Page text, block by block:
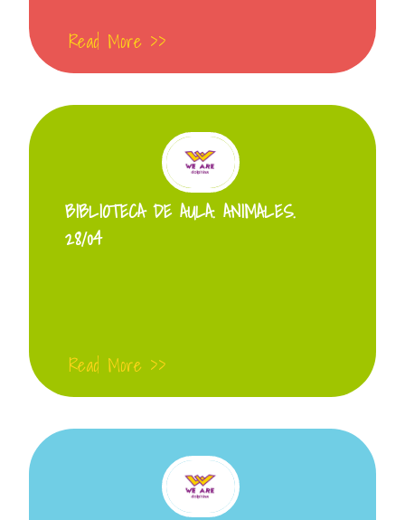
Read More >>
BIBLIOTECA DE AULA. ANIMALES.
28/04
Read More >>